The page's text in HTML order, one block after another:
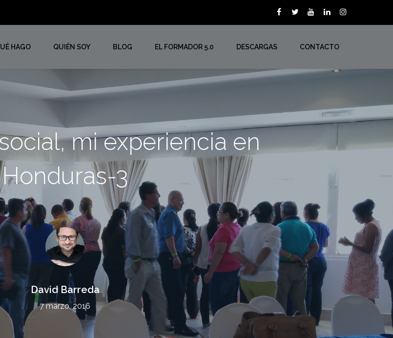
HAGO QUIÉN SOY BLOG EL FORMADOR 5.0 DESCARGAS CONTACTO
mi experiencia en
Honduras-3
David Barreda
7 marzo, 2016